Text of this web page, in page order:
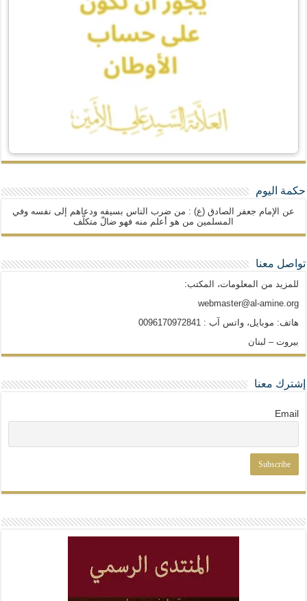
حكمة اليوم
عن الإمام جعفر الصادق (ع) : من ضرب الناس بسيفه ودعاهم إلى نفسه وفي
المسلمين من هو أعلم منه فهو ضالّ متكلّف
تواصل معنا
للمزيد من المعلومات، المكتب:
webmaster@al-amine.org
هاتف: موبايل، واتس آب : 0096170972841
بيروت – لبنان
إشترك معنا
Email